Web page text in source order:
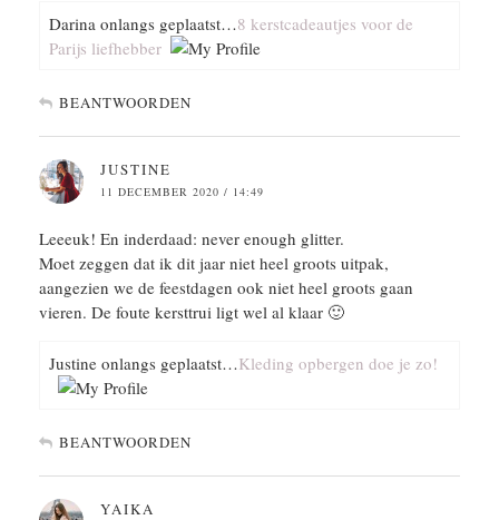
Darina onlangs geplaatst…8 kerstcadeautjes voor de
Parijs liefhebber
BEANTWOORDEN
JUSTINE
11 DECEMBER 2020 / 14:49
Leeeuk! En inderdaad: never enough glitter.
Moet zeggen dat ik dit jaar niet heel groots uitpak,
aangezien we de feestdagen ook niet heel groots gaan
vieren. De foute kersttrui ligt wel al klaar 🙂
Justine onlangs geplaatst…Kleding opbergen doe je zo!
BEANTWOORDEN
YAIKA